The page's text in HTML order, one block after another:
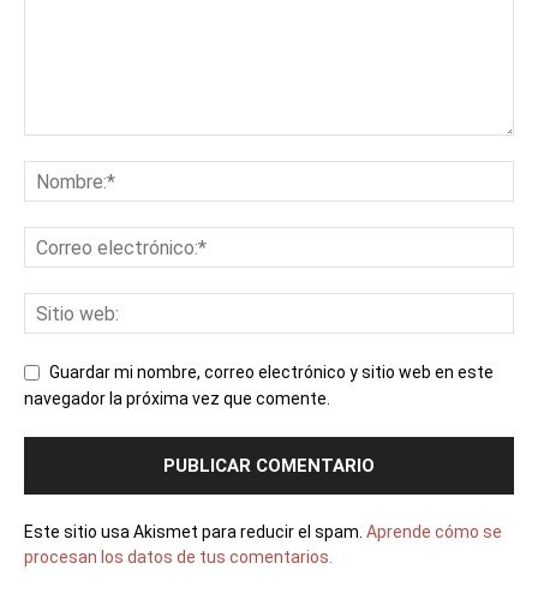
Guardar mi nombre, correo electrónico y sitio web en este
navegador la próxima vez que comente.
Este sitio usa Akismet para reducir el spam. Aprende cómo se
procesan los datos de tus comentarios.